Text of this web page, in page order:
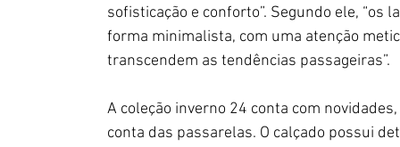
sofisticação e conforto”. Segundo ele,
forma minimalista, com uma atenção
transcendem as tendências passageiras”.
A coleção inverno 24 conta com
conta das passarelas. O calçado possui